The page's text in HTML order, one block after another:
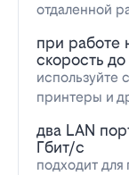
отдаленной
при работе
скорость
используйте
принтеры и
два LAN
Гбит/с
подходит